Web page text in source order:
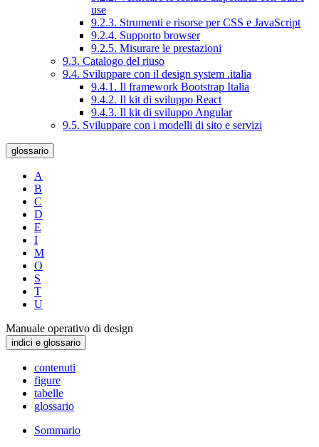
use
9.2.3. Strumenti e risorse per CSS e JavaScript
9.2.4. Supporto browser
9.2.5. Misurare le prestazioni
9.3. Catalogo del riuso
9.4. Sviluppare con il design system .italia
9.4.1. Il framework Bootstrap Italia
9.4.2. Il kit di sviluppo React
9.4.3. Il kit di sviluppo Angular
9.5. Sviluppare con i modelli di sito e servizi
glossario
A
B
C
D
E
I
M
O
S
T
U
Manuale operativo di design
indici e glossario
contenuti
figure
tabelle
glossario
Sommario